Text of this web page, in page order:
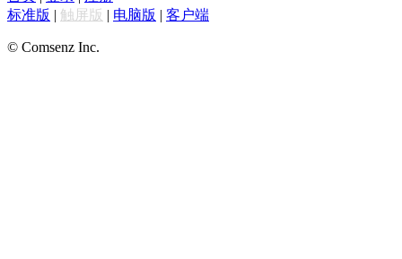
标准版 | 触屏版 | 电脑版 | 客户端
© Comsenz Inc.